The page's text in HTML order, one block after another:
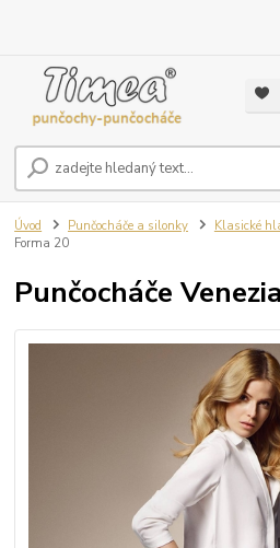
Úvod Punčocháče a silonky Klasické
Forma 20
Punčocháče